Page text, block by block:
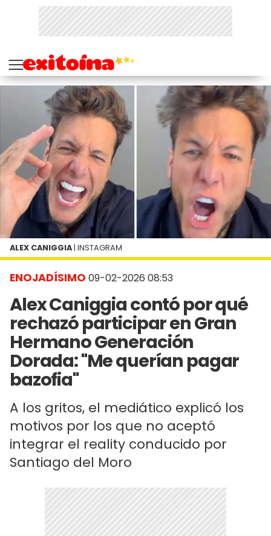
ENOJADÍSIMO 09-02-2026 08:53
Alex Caniggia contó por qué
rechazó participar en Gran
Hermano Generación
Dorada: "Me querían pagar
bazofia"
A los gritos, el mediático explicó los
motivos por los que no aceptó
integrar el reality conducido por
Santiago del Moro
ALEX CANIGGIA | INSTAGRAM